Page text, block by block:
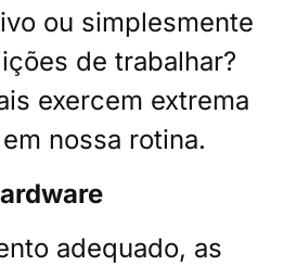
ou simplesmente
de trabalhar?
exercem extrema
nossa rotina.
adequado, as